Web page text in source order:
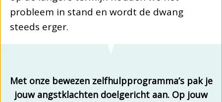
probleem in stand en wordt de dwang
steeds erger.
Met onze bewezen zelfhulpprogramma’s pak je
jouw angstklachten doelgericht aan. Op jouw